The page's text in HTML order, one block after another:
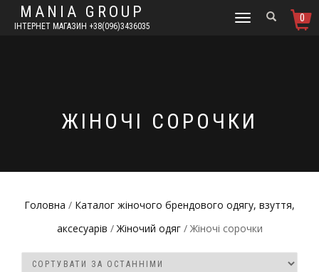
MANIA GROUP
ІНТЕРНЕТ МАГАЗИН +38(096)3436035
TOGGLE
0
ЖІНОЧІ СОРОЧКИ
Головна / Каталог жіночого брендового одягу, взуття,
аксесуарів /Жіночий одяг/ Жіночі сорочки